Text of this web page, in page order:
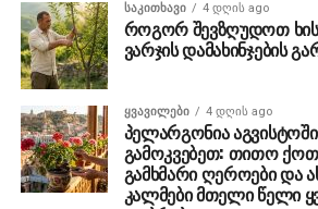
ᲡᲐᲙᲘᲗᲮᲐᲕᲘ 4 დღის ago
როგორ შევზღუდოთ
ვარჯის დამახინჯების
ᲧᲕᲐᲕᲘᲚᲔᲑᲘ 4 დღის ago
პელარგონია
გამოკვებეთ: თითო
გამხმარი ღეროები და
კალმები მთელი წელი